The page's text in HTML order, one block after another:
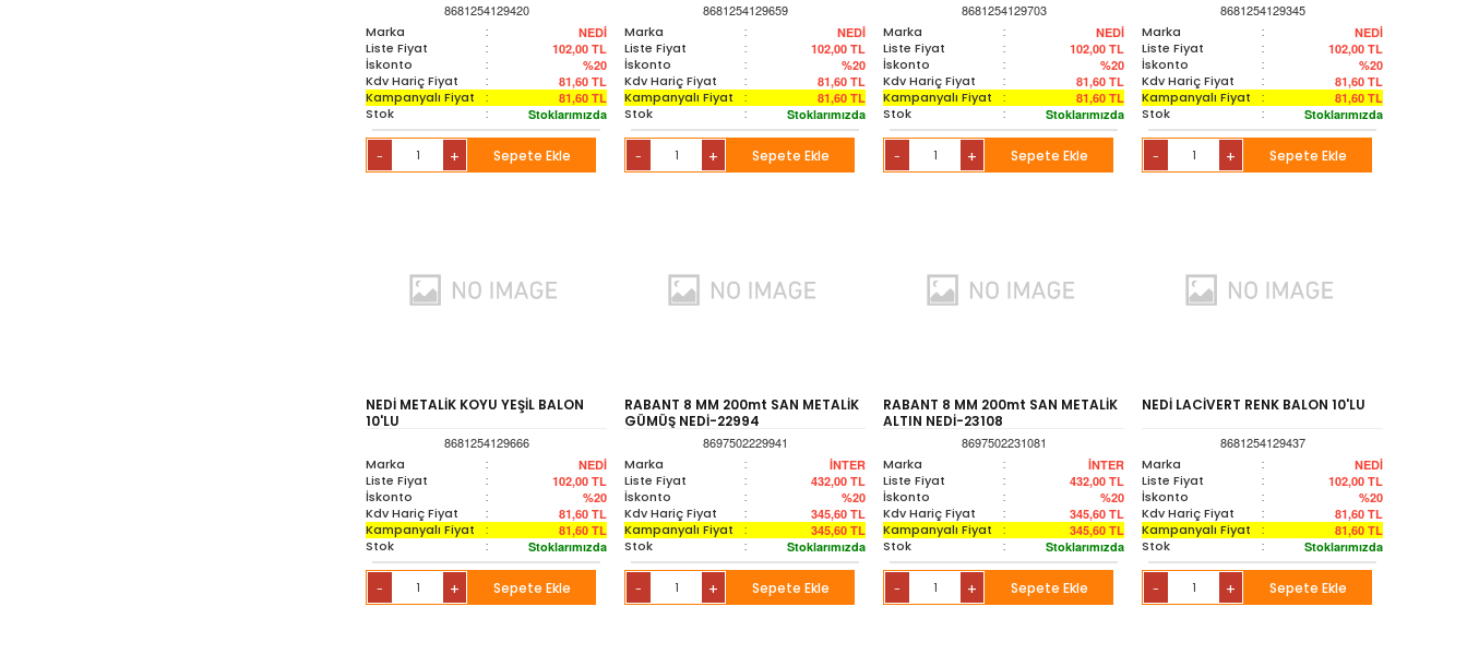
8681254129420
Marka
: NEDİ
Liste Fiyat : 102,00 TL
İskonto : %20
Kdv Hariç Fiyat : 81,60 TL
Kampanyalı Fiyat : 81,60 TL
Stok : Stoklarımızda
- + Sepete Ekle
8681254129659
Marka
: NEDİ
Liste Fiyat : 102,00 TL
İskonto : %20
Kdv Hariç Fiyat : 81,60 TL
Kampanyalı Fiyat : 81,60 TL
Stok : Stoklarımızda
- + Sepete Ekle
8681254129703
Marka
: NEDİ
Liste Fiyat : 102,00 TL
İskonto : %20
Kdv Hariç Fiyat : 81,60 TL
Kampanyalı Fiyat : 81,60 TL
Stok : Stoklarımızda
- + Sepete Ekle
8681254129345
Marka
: NEDİ
Liste Fiyat : 102,00 TL
İskonto : %20
Kdv Hariç Fiyat : 81,60 TL
Kampanyalı Fiyat : 81,60 TL
Stok : Stoklarımızda
- + Sepete Ekle
NEDİ METALİK KOYU YEŞİL BALON
10'LU
8681254129666
Marka
: NEDİ
Liste Fiyat : 102,00 TL
İskonto : %20
Kdv Hariç Fiyat : 81,60 TL
Kampanyalı Fiyat : 81,60 TL
Stok : Stoklarımızda
- + Sepete Ekle
RABANT 8 MM 200mt SAN METALİK
GÜMÜŞ NEDİ-22994
8697502229941
Marka
: İNTER
Liste Fiyat : 432,00 TL
İskonto : %20
Kdv Hariç Fiyat : 345,60 TL
Kampanyalı Fiyat : 345,60 TL
Stok : Stoklarımızda
- + Sepete Ekle
RABANT 8 MM 200mt SAN METALİK
ALTIN NEDİ-23108
8697502231081
Marka
: İNTER
Liste Fiyat : 432,00 TL
İskonto : %20
Kdv Hariç Fiyat : 345,60 TL
Kampanyalı Fiyat : 345,60 TL
Stok : Stoklarımızda
- + Sepete Ekle
NEDİ LACİVERT RENK BALON 10'LU
8681254129437
Marka
: NEDİ
Liste Fiyat : 102,00 TL
İskonto : %20
Kdv Hariç Fiyat : 81,60 TL
Kampanyalı Fiyat : 81,60 TL
Stok : Stoklarımızda
- + Sepete Ekle